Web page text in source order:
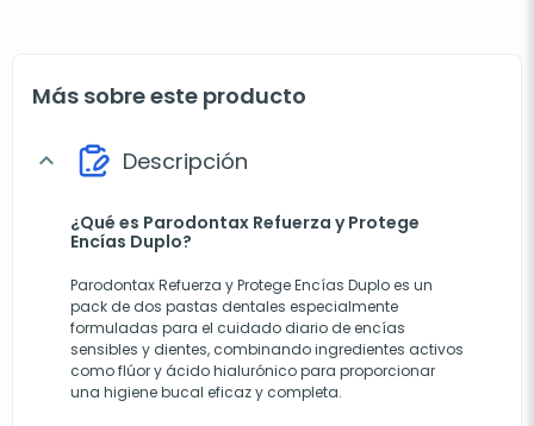
Más sobre este producto
expand_more Descripción
¿Qué es Parodontax Refuerza y Protege
Encías Duplo?
Parodontax Refuerza y Protege Encías Duplo es un
pack de dos pastas dentales especialmente
formuladas para el cuidado diario de encías
sensibles y dientes, combinando ingredientes activos
como flúor y ácido hialurónico para proporcionar
una higiene bucal eficaz y completa.